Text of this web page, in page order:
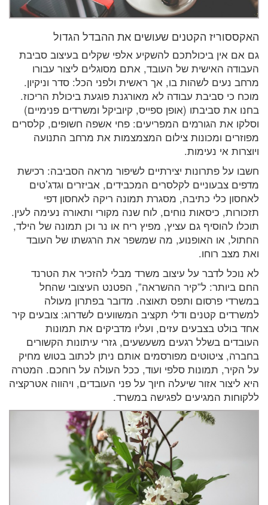
האקססוריז הקטנים שעושים את ההבדל הגדול
גם אם אין ביכולתכם להשקיע אלפי שקלים בעיצוב סביבת
העבודה האישית של העובד, אתם מסוגלים ליצור עבורו
מרחב נעים לשהות בו, אך ראשית ולפני הכל: סדר וניקיון.
מוכח כי סביבת עבודה לא מאורגנת פוגעת ביכולת הריכוז.
בחנו את סביבתו (אופן ספייס, קיוביקל ומשרדים פנימיים)
וסלקו את הגורמים המפריעים: פחי אשפה חשופים, קלסרים
מפוזרים ומכונות צילום המצמצמות את מרחב התנועה
ויוצרות אי נעימות.
חשבו על פתרונות יצירתיים לשיפור מראה הסביבה: רכישת
מדפים צבעוניים לקלסרים המכבידים, אביזרים וגדג’טים
לאחסון כלי כתיבה, מסגרת תמונה ריקה לאחסון דפי
תזכורות, כיסאות נוחים, לוח שנה מקורי ותאורה נעימה לעין.
תוכלו להוסיף גם עציץ, מפיץ ריח או נר וכן תמונה של הילד,
החתול, או האופנוע, מה שמשפר את הרגשתו של העובד
ואת מצב רוחו.
לא נוכל לדבר על עיצוב משרד מבלי להזכיר את הטרנד
החם ביותר: ל”קיר ההשראה”, הפטנט העיצובי שהחל
במשרדי פרסום ותפס תאוצה. מדובר בפתרון מעולה
למשרדים קטנים ודלי תקציב המשוועים לשדרוג: צובעים קיר
אחד בולט בצבעים עזים, ועליו מדביקים את תמונות
העובדים בשלל רגעים משעשעים, גזרי עיתונות הקשורים
בחברה, ציטוטים מפורסמים אותם ניתן לכתוב בטוש מחיק
על הקיר, תמונות סלפי ועוד, ככל העולה על רוחכם. המטרה
היא ליצור אזור שיעלה חיוך על פני העובדים, ויהווה אטרקציה
ללקוחות המגיעים לפגישה במשרד.